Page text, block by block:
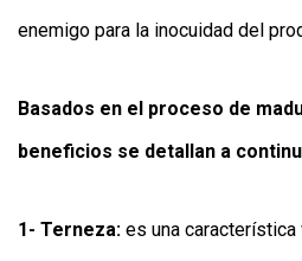
enemigo para la inocuidad del
Basados en el proceso de
beneficios se detallan a
1- Terneza: es una característica